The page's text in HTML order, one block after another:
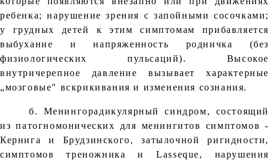
ребенка; нарушение зрения с запойными сосочками;
у грудных детей к этим симптомам прибавляется
выбухание и напряженность родничка (без
физиологических пульсаций). Высокое
внутричерепное давление вызывает характерные
„мозговые" вскрикивания и изменения сознания.
б. Менингорадикулярный синдром, состоящий
из патогномонических для менингитов симптомов -
Кернига и Брудзинского, затылочной ригидности,
симптомов треножника и Lasseque, нарушения